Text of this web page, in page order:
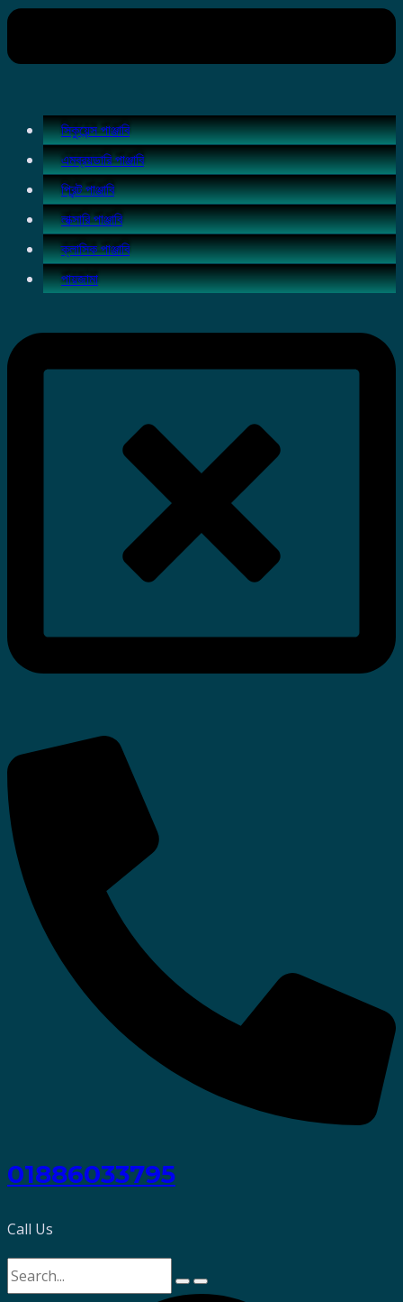
সিকুয়েন্স পাঞ্জাবি
এমব্রয়ডারি পাঞ্জাবি
প্রিন্ট পাঞ্জাবি
লাক্সারি পাঞ্জাবি
ক্লাসিক পাঞ্জাবি
পায়জামা
01886033795
Call Us